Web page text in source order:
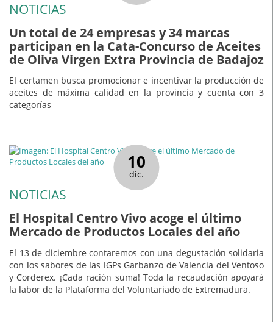
NOTICIAS
Un total de 24 empresas y 34 marcas
participan en la Cata-Concurso de Aceites
de Oliva Virgen Extra Provincia de Badajoz
El certamen busca promocionar e incentivar la producción de
aceites de máxima calidad en la provincia y cuenta con 3
categorías
10
dic.
NOTICIAS
El Hospital Centro Vivo acoge el último
Mercado de Productos Locales del año
El 13 de diciembre contaremos con una degustación solidaria
con los sabores de las IGPs Garbanzo de Valencia del Ventoso
y Corderex. ¡Cada ración suma! Toda la recaudación apoyará
la labor de la Plataforma del Voluntariado de Extremadura.